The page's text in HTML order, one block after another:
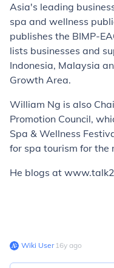
Asia's leading
spa and wellness
publishes the BIMP-
lists businesses and
Indonesia, Malaysia
Growth Area.
William Ng is also
Promotion Council,
Spa & Wellness
for spa tourism for the
He blogs at
Wiki User∙16y ago